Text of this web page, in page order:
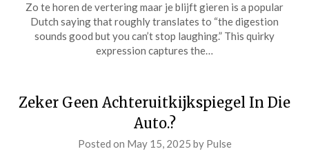
Zo te horen de vertering maar je blijft gieren is a popular
Dutch saying that roughly translates to “the digestion
sounds good but you can’t stop laughing.” This quirky
expression captures the…
Zeker Geen Achteruitkijkspiegel In Die
Auto.?
Posted on May 15, 2025 by Pulse